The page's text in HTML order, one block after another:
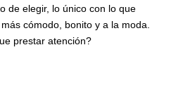
de elegir, lo único con lo que
cómodo, bonito y a la moda.
prestar atención?